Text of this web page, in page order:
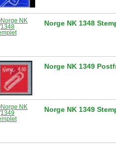
Norge NK 1348
Norge NK 1349
Norge NK 1349